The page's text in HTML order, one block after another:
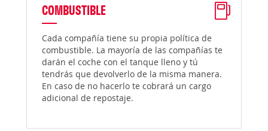
COMBUSTIBLE
Cada compañía tiene su propia política de
combustible. La mayoría de las compañías te
darán el coche con el tanque lleno y tú
tendrás que devolverlo de la misma manera.
En caso de no hacerlo te cobrará un cargo
adicional de repostaje.